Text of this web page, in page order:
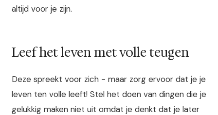
altijd voor je zijn.
Leef het leven met volle teugen
Deze spreekt voor zich - maar zorg ervoor dat je je
leven ten volle leeft! Stel het doen van dingen die je
gelukkig maken niet uit omdat je denkt dat je later